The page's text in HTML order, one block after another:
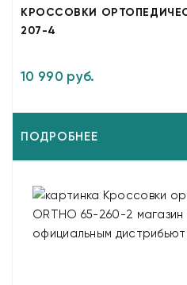
КРОССОВКИ
207-4
10 990 руб.
ПОДРОБНЕЕ